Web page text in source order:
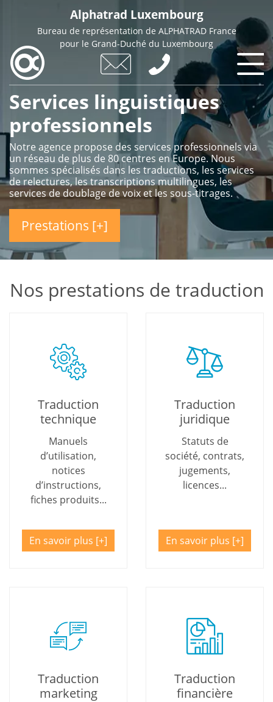
content
Alphatrad Luxembourg
Bureau de représentation de ALPHATRAD France
pour le Grand-Duché du Luxembourg
Services linguistiques
professionnels
Notre agence propose des services professionnels via
un réseau de plus de 80 centres en Europe. Nous
sommes spécialisés dans les traductions, les services
de relectures, les transcriptions multilingues, les
services de doublage de voix et les sous-titrages.
Prestations [+]
Nos prestations de traduction
Traduction
technique
Manuels
d’utilisation,
notices
d’instructions,
fiches produits...
En savoir plus
Traduction
juridique
Statuts de
société, contrats,
jugements,
licences...
En savoir plus
Traduction
marketing
Traduction
financière